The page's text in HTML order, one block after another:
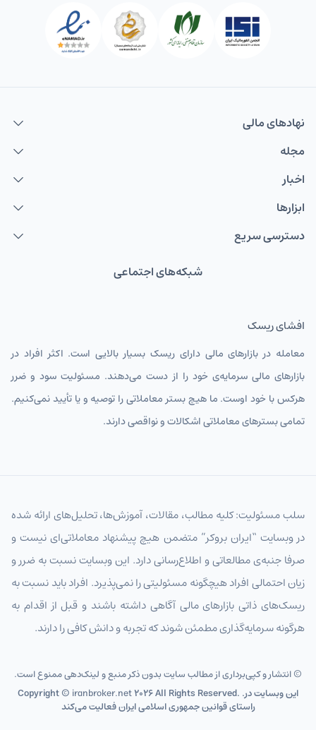
نهاد‌های مالی
مجله
اخبار
ابزارها
دسترسی سریع
شبکه‌های اجتماعی
افشای ریسک
معامله در بازارهای مالی دارای ریسک بسیار بالایی است. اکثر افراد در
بازارهای مالی سرمایه‌ی خود را از دست می‌دهند. مسئولیت سود و ضرر
هرکس با خود اوست. ما هیچ بستر معاملاتی را توصیه و یا تأیید نمی‌کنیم.
تمامی بسترهای معاملاتی اشکالات و نواقصی دارند.
سلب مسئولیت: کلیه مطالب، مقالات، آموزش‌ها، تحلیل‌های ارائه شده
در وبسایت “ایران بروکر” متضمن هیچ پیشنهاد معاملاتی‌ای نیست و
صرفا جنبه‌ی مطالعاتی و اطلاع‌رسانی دارد. این وبسایت نسبت به ضرر و
زیان احتمالی افراد هیچگونه مسئولیتی را نمی‌پذیرد. افراد باید نسبت به
ریسک‌های ذاتی بازارهای مالی آگاهی داشته باشند و قبل از اقدام به
هرگونه سرمایه‌گذاری مطمئن شوند که تجربه و دانش کافی را دارند.
© انتشار و کپی‌برداری از مطالب سایت بدون ذکر منبع و لینک‌دهی ممنوع است.
Copyright © iranbroker.net2026 All Rights Reserved. .این وبسایت در
راستای قوانین جمهوری اسلامی ایران فعالیت می‌کند